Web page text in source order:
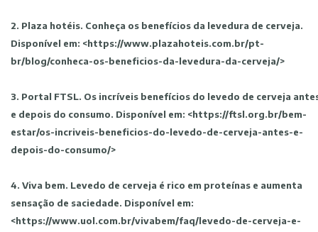
2. Plaza hotéis. Conheça os benefícios da levedura de cerveja.
Disponível em: <https://www.plazahoteis.com.br/pt-
br/blog/conheca-os-beneficios-da-levedura-da-cerveja/>
3. Portal FTSL. Os incríveis benefícios do levedo de cerveja
e depois do consumo. Disponível em: <https://ftsl.org.br/bem-
estar/os-incriveis-beneficios-do-levedo-de-cerveja-antes-e-
depois-do-consumo/>
4. Viva bem. Levedo de cerveja é rico em proteínas e aumenta
sensação de saciedade. Disponível em:
<https://www.uol.com.br/vivabem/faq/levedo-de-cerveja-e-